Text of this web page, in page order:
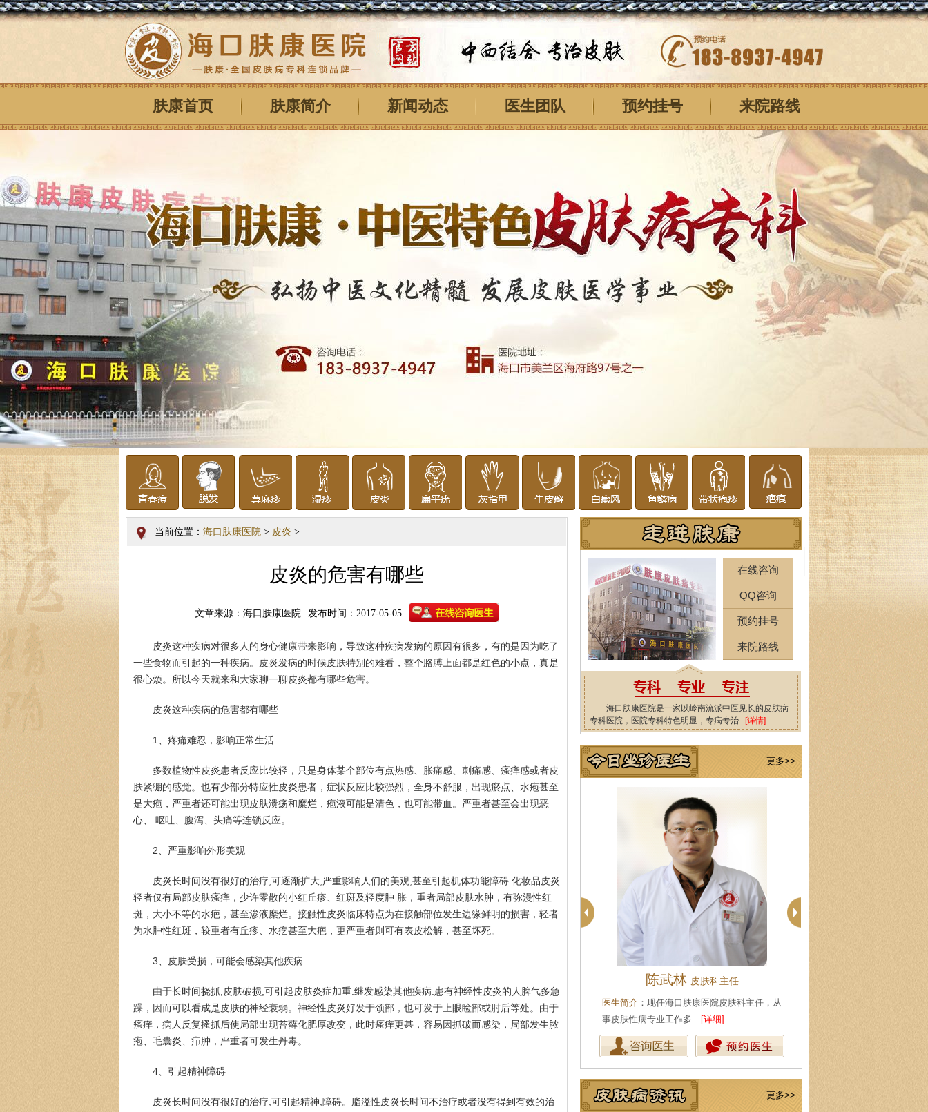
肤康首页 肤康简介 新闻动态 医生团队 预约挂号 来院路线
当前位置： 海口肤康医院 > 皮炎 >
皮炎的危害有哪些
文章来源：海口肤康医院 发布时间：2017-05-05
皮炎这种疾病对很多人的身心健康带来影响，导致这种疾病发病的原因有很多，有的是因为吃了
一些食物而引起的一种疾病。皮炎发病的时候皮肤特别的难看，整个胳膊上面都是红色的小点，真是
很心烦。所以今天就来和大家聊一聊皮炎都有哪些危害。
皮炎这种疾病的危害都有哪些
1、疼痛难忍，影响正常生活
多数植物性皮炎患者反应比较轻，只是身体某个部位有点热感、胀痛感、刺痛感、瘙痒感或者皮
肤紧绷的感觉。也有少部分特应性皮炎患者，症状反应比较强烈，全身不舒服，出现瘀点、水疱甚至
是大疱，严重者还可能出现皮肤溃疡和糜烂，疱液可能是清色，也可能带血。严重者甚至会出现恶
心、 呕吐、腹泻、头痛等连锁反应。
2、严重影响外形美观
皮炎长时间没有很好的治疗,可逐渐扩大,严重影响人们的美观,甚至引起机体功能障碍.化妆品皮炎
轻者仅有局部皮肤瘙痒，少许零散的小红丘疹、红斑及轻度肿 胀，重者局部皮肤水肿，有弥漫性红
斑，大小不等的水疤，甚至渗液糜烂。接触性皮炎临床特点为在接触部位发生边缘鲜明的损害，轻者
为水肿性红斑，较重者有丘疹、水疙甚至大疤，更严重者则可有表皮松解，甚至坏死。
3、皮肤受损，可能会感染其他疾病
由于长时间挠抓,皮肤破损,可引起皮肤炎症加重.继发感染其他疾病.患有神经性皮炎的人脾气多急
躁，因而可以看成是皮肤的神经衰弱。神经性皮炎好发于颈部，也可发于上眼睑部或肘后等处。由于
瘙痒，病人反复搔抓后使局部出现苔藓化肥厚改变，此时瘙痒更甚，容易因抓破而感染，局部发生脓
疱、毛囊炎、疖肿，严重者可发生丹毒。
4、引起精神障碍
皮炎长时间没有很好的治疗,可引起精神,障碍。脂溢性皮炎长时间不治疗或者没有得到有效的治
在线咨询
QQ咨询
预约挂号
来院路线
海口肤康医院是一家以岭南流派中医见长的皮肤病
专科医院，医院专科特色明显，专病专治...[详情]
更多>>
医生简介 ：原海南医学院附属医院皮肤科主任
医师，副教授。从事皮…
[详细]
陈武林 皮肤科主任
医生简介 ：现任海口肤康医院皮肤科主任，从
事皮肤性病专业工作多… [详细]
更多>>